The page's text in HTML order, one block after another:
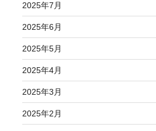
2025年7月
2025年6月
2025年5月
2025年4月
2025年3月
2025年2月